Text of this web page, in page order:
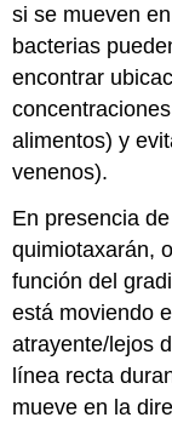
si se mueven
bacterias
encontrar
alimentos) y
venenos).
En presencia
quimiotaxarán,
función del
está moviendo
atrayente/lejos
línea recta
mueve en la